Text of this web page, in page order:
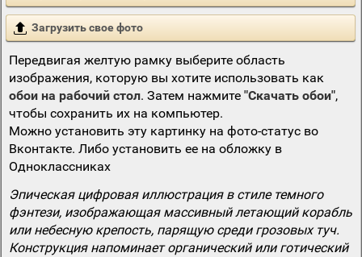
Загрузить свое фото
Передвигая желтую рамку выберите область
изображения, которую вы хотите использовать как
обои на рабочий стол. Затем нажмите "Скачать обои",
чтобы сохранить их на компьютер.
Можно установить эту картинку на фото-статус во
Вконтакте. Либо установить ее на обложку в
Одноклассниках
Эпическая цифровая иллюстрация в стиле темного
фэнтези, изображающая массивный летающий корабль
или небесную крепость, парящую среди грозовых туч.
Конструкция напоминает органический или готический